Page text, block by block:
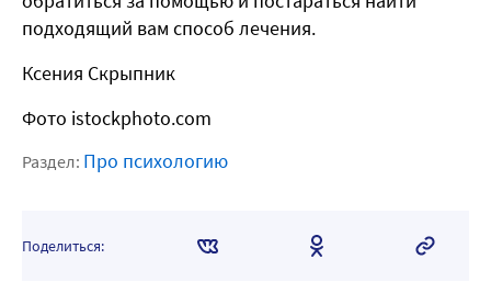
подходящий вам способ лечения.
Ксения Скрыпник
Фото istockphoto.com
Раздел: Про психологию
Поделиться: